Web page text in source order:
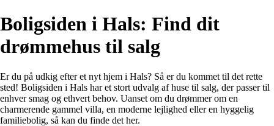
Boligsiden i Hals: Find dit
drømmehus til salg
Er du på udkig efter et nyt hjem i Hals? Så er du kommet til det rette
sted! Boligsiden i Hals har et stort udvalg af huse til salg, der passer til
enhver smag og ethvert behov. Uanset om du drømmer om en
charmerende gammel villa, en moderne lejlighed eller en hyggelig
familiebolig, så kan du finde det her.